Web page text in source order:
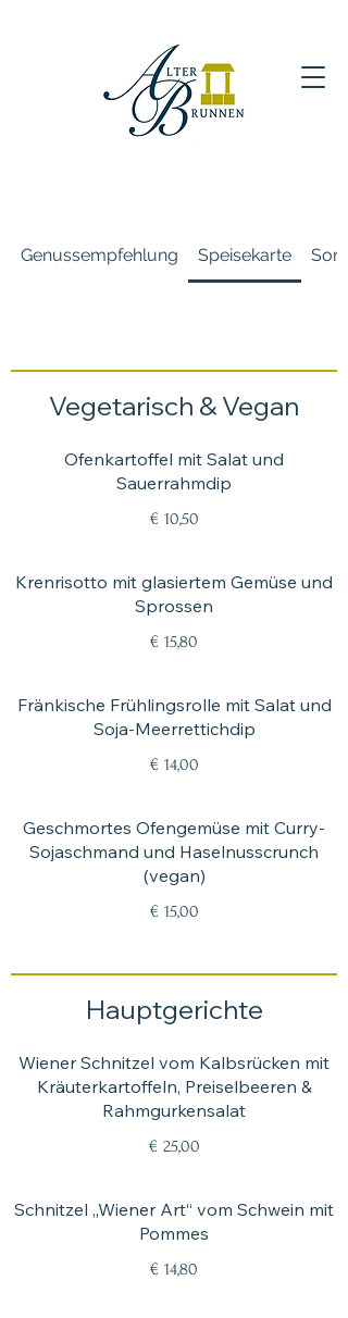
Genussempfehlung Speisekarte
Vegetarisch & Vegan
Ofenkartoffel mit Salat und
Sauerrahmdip
€ 10,50
Krenrisotto mit glasiertem Gemüse und
Sprossen
€ 15,80
Fränkische Frühlingsrolle mit Salat und
Soja-Meerrettichdip
€ 14,00
Geschmortes Ofengemüse mit Curry-
Sojaschmand und Haselnusscrunch
(vegan)
€ 15,00
Hauptgerichte
Wiener Schnitzel vom Kalbsrücken mit
Kräuterkartoffeln, Preiselbeeren &
Rahmgurkensalat
€ 25,00
Schnitzel „Wiener Art“ vom Schwein mit
Pommes
€ 14,80